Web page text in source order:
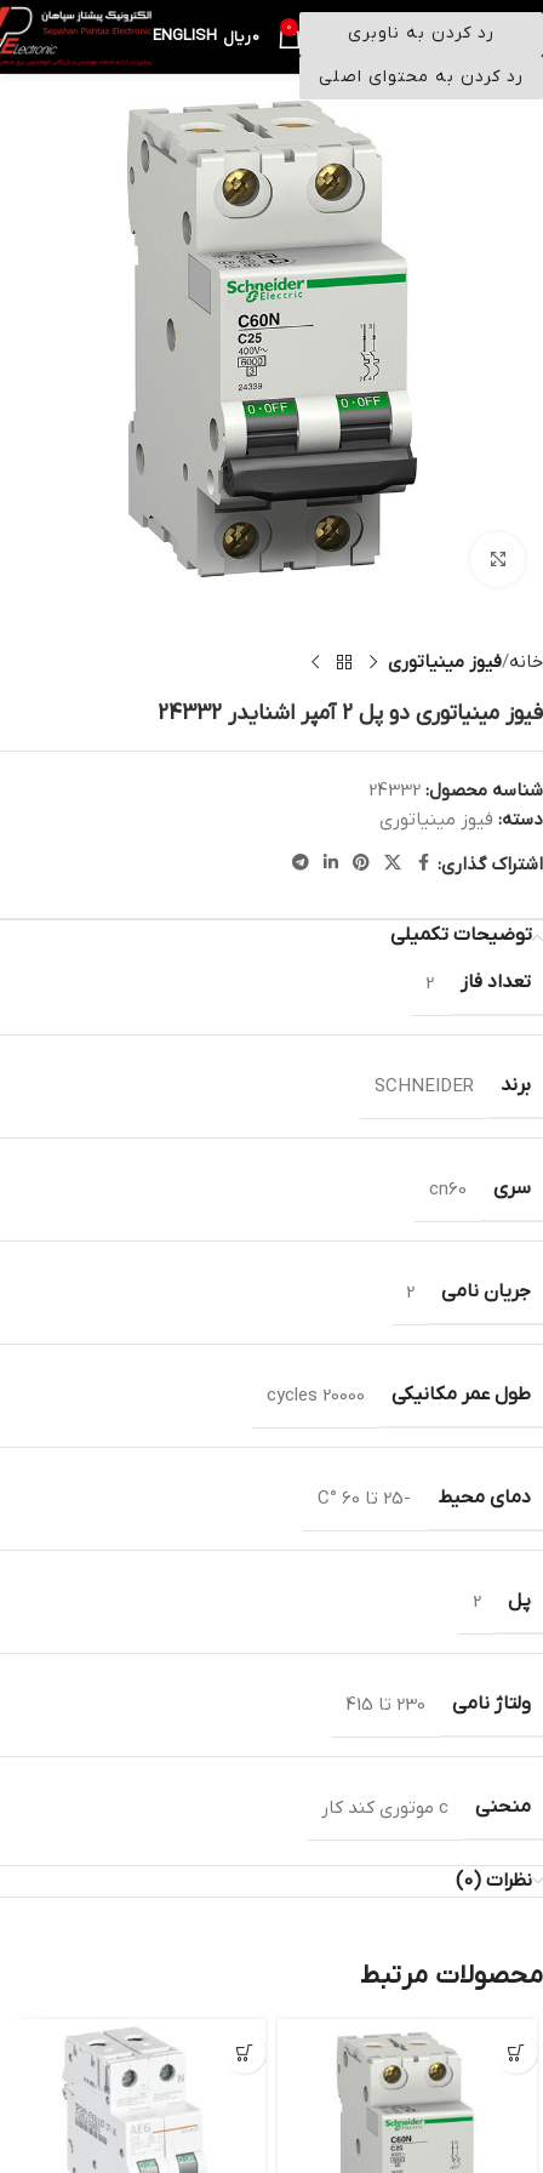
رد کردن به ناوبری
رد کردن به محتوای اصلی
0
0ریال ENGLISH
بزرگنمایی تصویر
خانه فیوز مینیاتوری
فیوز مینیاتوری دو پل 2 آمپر اشنایدر 24332
شناسه محصول: 24332
دسته: فیوز مینیاتوری
اشتراک گذاری:
توضیحات تکمیلی
تعداد فاز
2
برند SCHNEIDER
سری cn60
جریان نامی 2
طول عمر مکانیکی cycles 20000
دمای محیط -25 تا 60 °C
پل 2
ولتاژ نامی 230 تا 415
منحنی c موتوری کند کار
نظرات (0)
محصولات مرتبط